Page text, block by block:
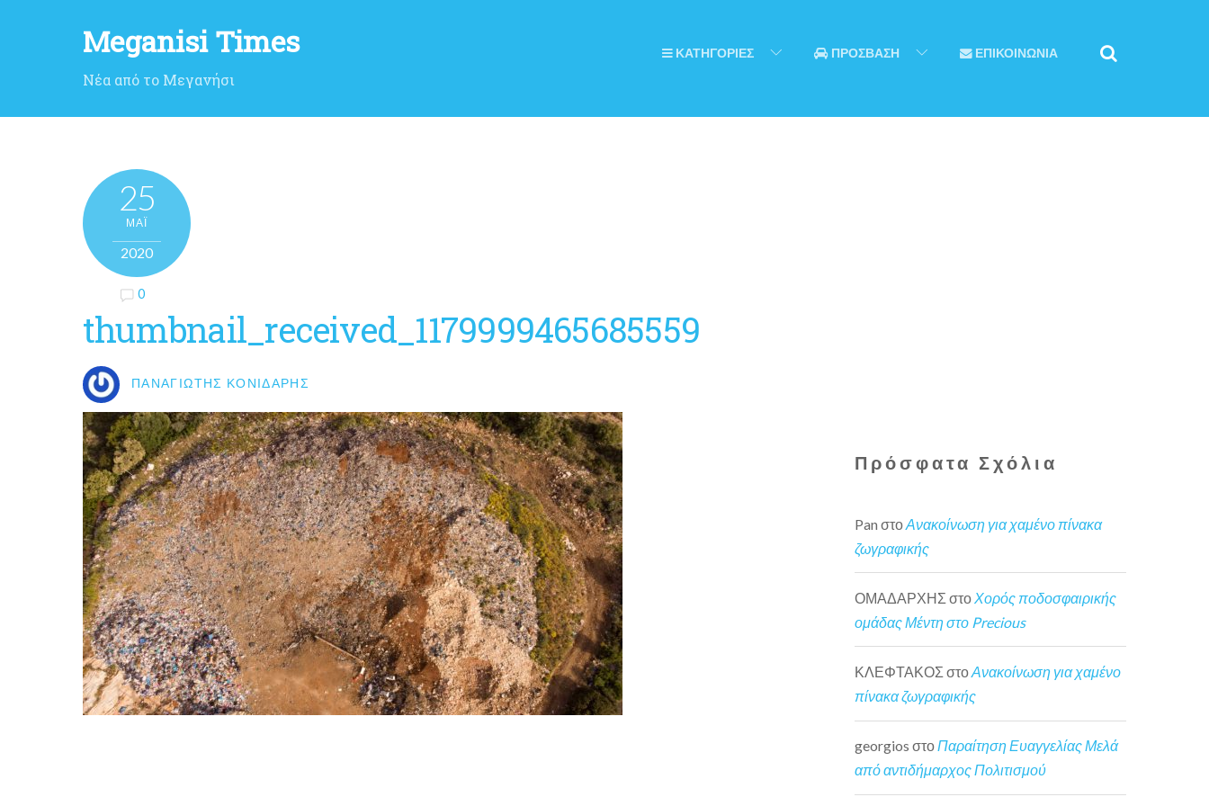
Meganisi Times
Νέα από το Μεγανήσι
ΚΑΤΗΓΟΡΙΕΣ ΠΡΟΣΒΑΣΗ ΕΠΙΚΟΙΝΩΝΙΑ
25
ΜΑΪ́
2020
0
thumbnail_received_1179999465685559
ΠΑΝΑΓΙΏΤΗΣ ΚΟΝΙΔΆΡΗΣ
Πρόσφατα Σχόλια
Pan στοΑνακοίνωση για χαμένο πίνακα
ζωγραφικής
ΟΜΑΔΑΡΧΗΣ στο Χορός ποδοσφαιρικής
ομάδας Μέντη στο Precious
ΚΛΕΦΤΑΚΟΣ στοΑνακοίνωση για χαμένο
πίνακα ζωγραφικής
georgios στοΠαραίτηση Ευαγγελίας Μελά
από αντιδήμαρχος Πολιτισμού